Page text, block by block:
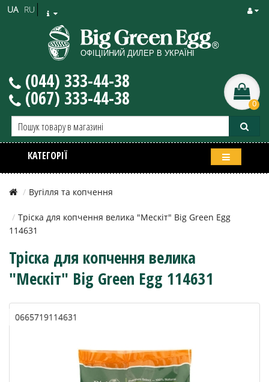
RU
UA
(044) 333-44-38
(067) 333-44-38 0
КАТЕГОРІЇ
Вугілля та копчення
Тріска для копчення велика "Мескіт" Big Green Egg
114631
Тріска для копчення велика
"Мескіт" Big Green Egg 114631
0665719114631